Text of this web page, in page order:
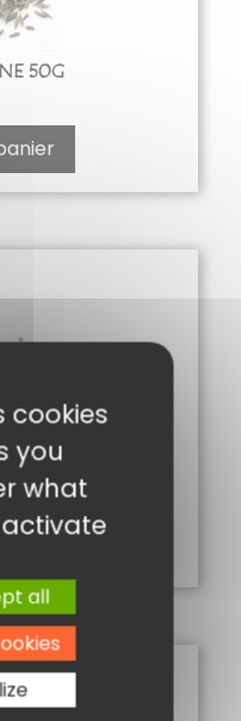
50G
20G
cookies
you
what
all